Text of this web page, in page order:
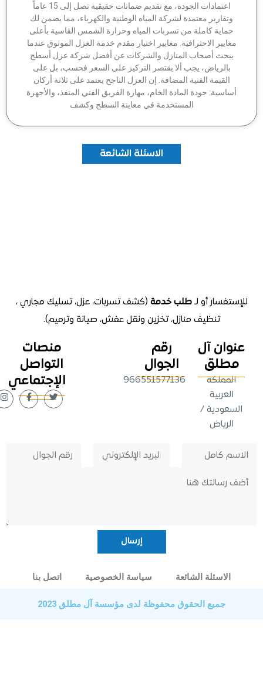
اعتمادات الجودة، مع تقديم ضمانات حقيقية تصل إلى 15 عاماً
وتقارير معتمدة لشركة المياه الوطنية والكهرباء، مما يضمن لك
حماية كاملة من تسربات المياه وحرارة الشمس القاسية بأعلى
الاحترافية. معايير اختيار مقدم خدمة العزل الموثوق عندما
يبحث أصحاب المنازل والشركات عن أفضل شركة عزل أسطح
بالرياض، يجب ألا يقتصر التركيز على السعر فحسب، بل على
القيمة الفنية المضافة. إن العزل الناجح يعتمد على ثلاثة أركان
جودة المادة الخام، مهارة الفريق الفني المنفذ، والأجهزة
المستخدمة في معاينة السطح وكشف
الاسئلة الشائعة
أو لـطلب خدمة(كشف تسربات، عزل، تسليك مجاري ،
تنظيف منازل، تخزين ونقل عفش، صيانة وترميم).
آل
/
رقم
الجوال
966551577136
منصات
التواصل
الإجتماعي
الاسئلة الشائعة سياسة الخصوصية اتصل بنا
جميع الحقوق محفوظة لدى مؤسسة آل مطلق 2023